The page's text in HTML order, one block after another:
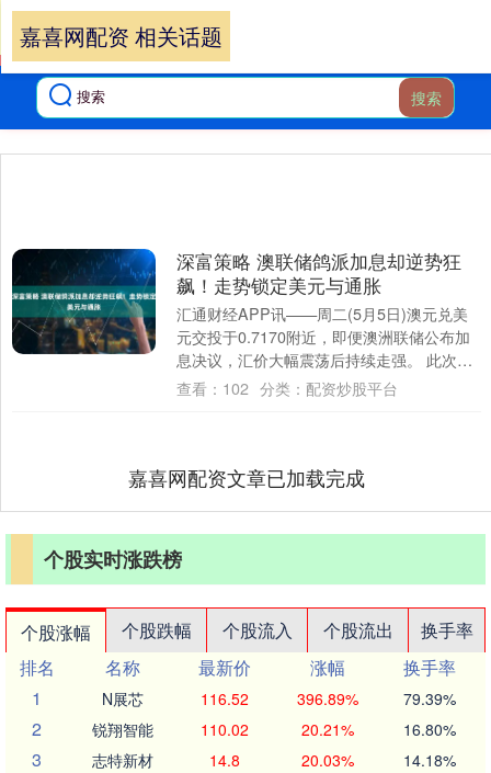
搜索
嘉喜网配资 相关话题
深富策略 澳联储鸽派加息却逆势狂
飙！走势锁定美元与通胀
汇通财经APP讯——周二(5月5日)澳元兑美
元交投于0.7170附近，即便澳洲联储公布加
息决议，汇价大幅震荡后持续走强。 此次加
息完全符合市场普遍预期，利好兑现....
查看： 102 分类： 配资炒股平台
嘉喜网配资文章已加载完成
个股实时涨跌榜
个股涨幅 个股跌幅 个股流入 个股流出
换手率
排名
名称 最新价 涨幅
换手率
1
N展芯 116.52 396.89% 79.39%
2 锐翔智能 110.02 20.21% 16.80%
3 志特新材 14.8 20.03% 14.18%